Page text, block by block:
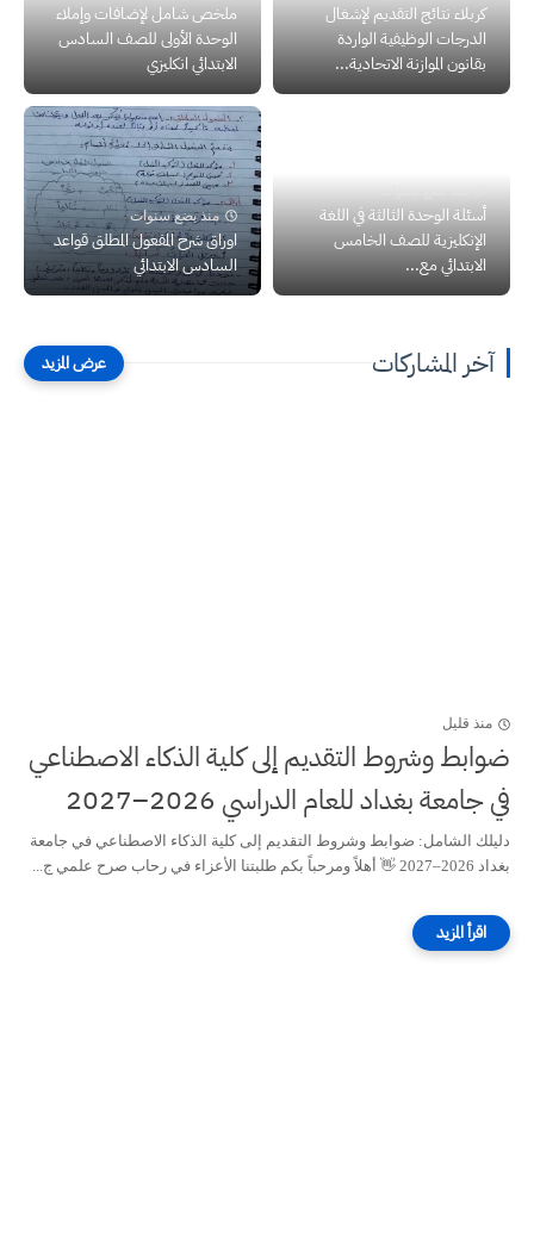
كربلاء نتائج التقديم لإشغال
الدرجات الوظيفية الواردة
بقانون الموازنة الاتحادية...
ملخص شامل لإضافات وإملاء
الوحدة الأولى للصف السادس
الابتدائي انكليزي
أسئلة الوحدة الثالثة في اللغة
الإنكليزية للصف الخامس
الابتدائي مع...
منذ بضع سنوات
اوراق شرح المفعول المطلق قواعد
السادس الابتدائي
آخر المشاركات
منذ قليل
ضوابط وشروط التقديم إلى كلية الذكاء الاصطناعي
في جامعة بغداد للعام الدراسي 2026–2027
دليلك الشامل: ضوابط وشروط التقديم إلى كلية الذكاء الاصطناعي في جامعة
بغداد 2026–2027 👋 أهلاً ومرحباً بكم طلبتنا الأعزاء في رحاب صرح علمي ج...